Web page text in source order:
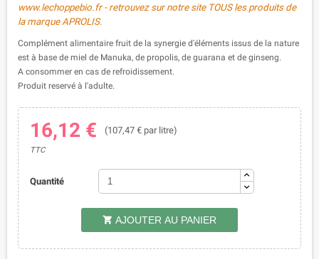
www.lechoppebio.fr - retrouvez sur notre site TOUS les produits de
la marque APROLIS.
Complément alimentaire fruit de la synergie d'éléments issus de la nature
est à base de miel de Manuka, de propolis, de guarana et de ginseng.
A consommer en cas de refroidissement.
Produit reservé à l'adulte.
16,12 € (107,47 € par litre)
TTC
Quantité
 AJOUTER AU PANIER